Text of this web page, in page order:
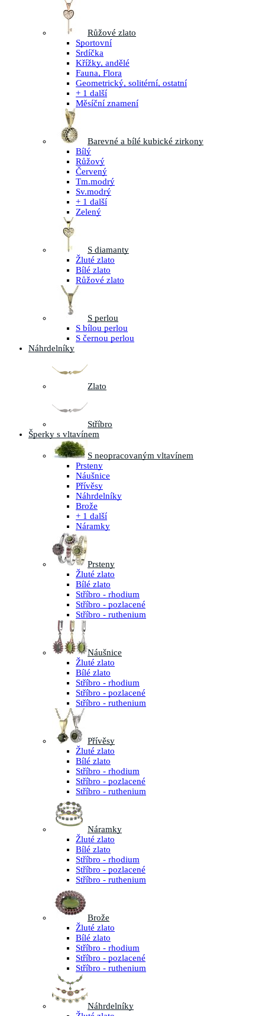
Růžové zlato
Sportovní
Srdíčka
Křížky, andělé
Fauna, Flora
Geometrický, solitérní, ostatní
+ 1 další
Měsíční znamení
Barevné a bílé kubické zirkony
Bílý
Růžový
Červený
Tm.modrý
Sv.modrý
+ 1 další
Zelený
S diamanty
Žluté zlato
Bílé zlato
Růžové zlato
S perlou
S bílou perlou
S černou perlou
Náhrdelníky
Zlato
Stříbro
Šperky s vltavínem
S neopracovaným vltavínem
Prsteny
Náušnice
Přívěsy
Náhrdelníky
Brože
+ 1 další
Náramky
Prsteny
Žluté zlato
Bílé zlato
Stříbro - rhodium
Stříbro - pozlacené
Stříbro - ruthenium
Náušnice
Žluté zlato
Bílé zlato
Stříbro - rhodium
Stříbro - pozlacené
Stříbro - ruthenium
Přívěsy
Žluté zlato
Bílé zlato
Stříbro - rhodium
Stříbro - pozlacené
Stříbro - ruthenium
Náramky
Žluté zlato
Bílé zlato
Stříbro - rhodium
Stříbro - pozlacené
Stříbro - ruthenium
Brože
Žluté zlato
Bílé zlato
Stříbro - rhodium
Stříbro - pozlacené
Stříbro - ruthenium
Náhrdelníky